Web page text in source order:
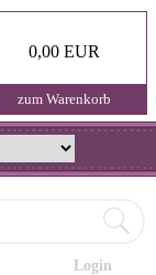
0,00 EUR
zum Warenkorb
Login